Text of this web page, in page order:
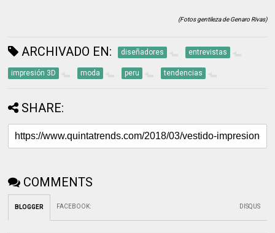
(Fotos gentileza de Genaro Rivas)
ARCHIVADO EN: diseñadores entrevistas
impresión 3D moda peru tendencias
SHARE:
COMMENTS
BLOGGER FACEBOOK: DISQUS